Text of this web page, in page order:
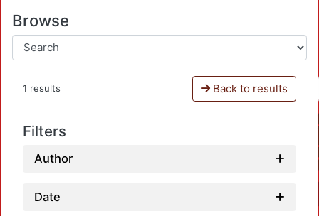
Browse
1 results Back to results
Filters
Author
Date